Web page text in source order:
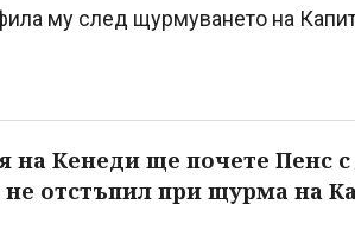
му след щурмуването на
на Кенеди ще почете Пенс с
не отстъпил при щурма на